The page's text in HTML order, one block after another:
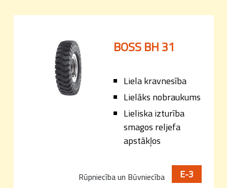
BOSS BH 31
Liela kravnesība
Lielāks nobraukums
Lieliska izturība
smagos reljefa
apstākļos
Rūpniecība un Būvniecība E-3